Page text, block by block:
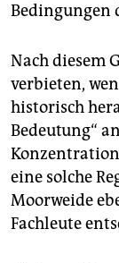
Bedingungen
Nach diesem
verbieten,
historisch
Bedeutung“
eine solche
Moorweide
Fachleute